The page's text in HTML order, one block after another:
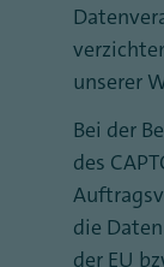
unserer
Bei der
des
die
der EU